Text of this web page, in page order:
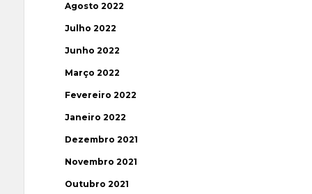
Agosto 2022
Julho 2022
Junho 2022
Março 2022
Fevereiro 2022
Janeiro 2022
Dezembro 2021
Novembro 2021
Outubro 2021